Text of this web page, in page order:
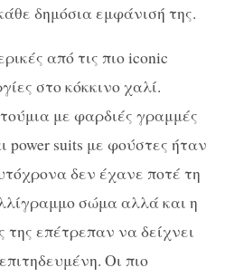
δημόσια εμφάνισή της.
από τις πιο iconic
στο κόκκινο χαλί.
με φαρδιές γραμμές
power suits με φούστες ήταν
δεν έχανε ποτέ τη
σώμα αλλά και η
επέτρεπαν να δείχνει
Οι πιο